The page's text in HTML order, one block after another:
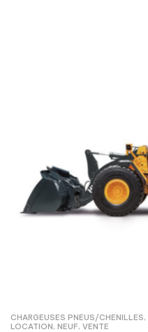
CHARGEUSES PNEUS/CHENILLES,
LOCATION, NEUF, VENTE